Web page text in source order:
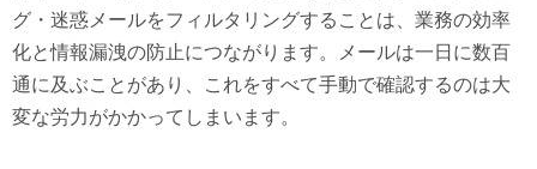
グ・迷惑メールをフィルタリングすることは、業務の効率
化と情報漏洩の防止につながります。メールは一日に数百
通に及ぶことがあり、これをすべて手動で確認するのは大
変な労力がかかってしまいます。